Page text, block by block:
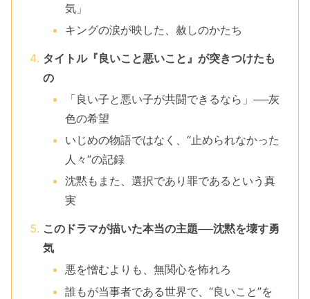
気」
キングの涙が映した、赦しのかたち
タイトル『良いこと悪いこと』が突きつけたも
の
「良い子と悪い子が共闘できるなら」──灰
色の希望
いじめの物語ではなく、“止められなかった
人々”の記録
沈黙もまた、選択であり罪であるという真
実
このドラマが描いた本当の主題──沈黙を壊す勇
気
悪を憎むよりも、無関心を怖れろ
誰もが当事者である世界で、“良いこと”を